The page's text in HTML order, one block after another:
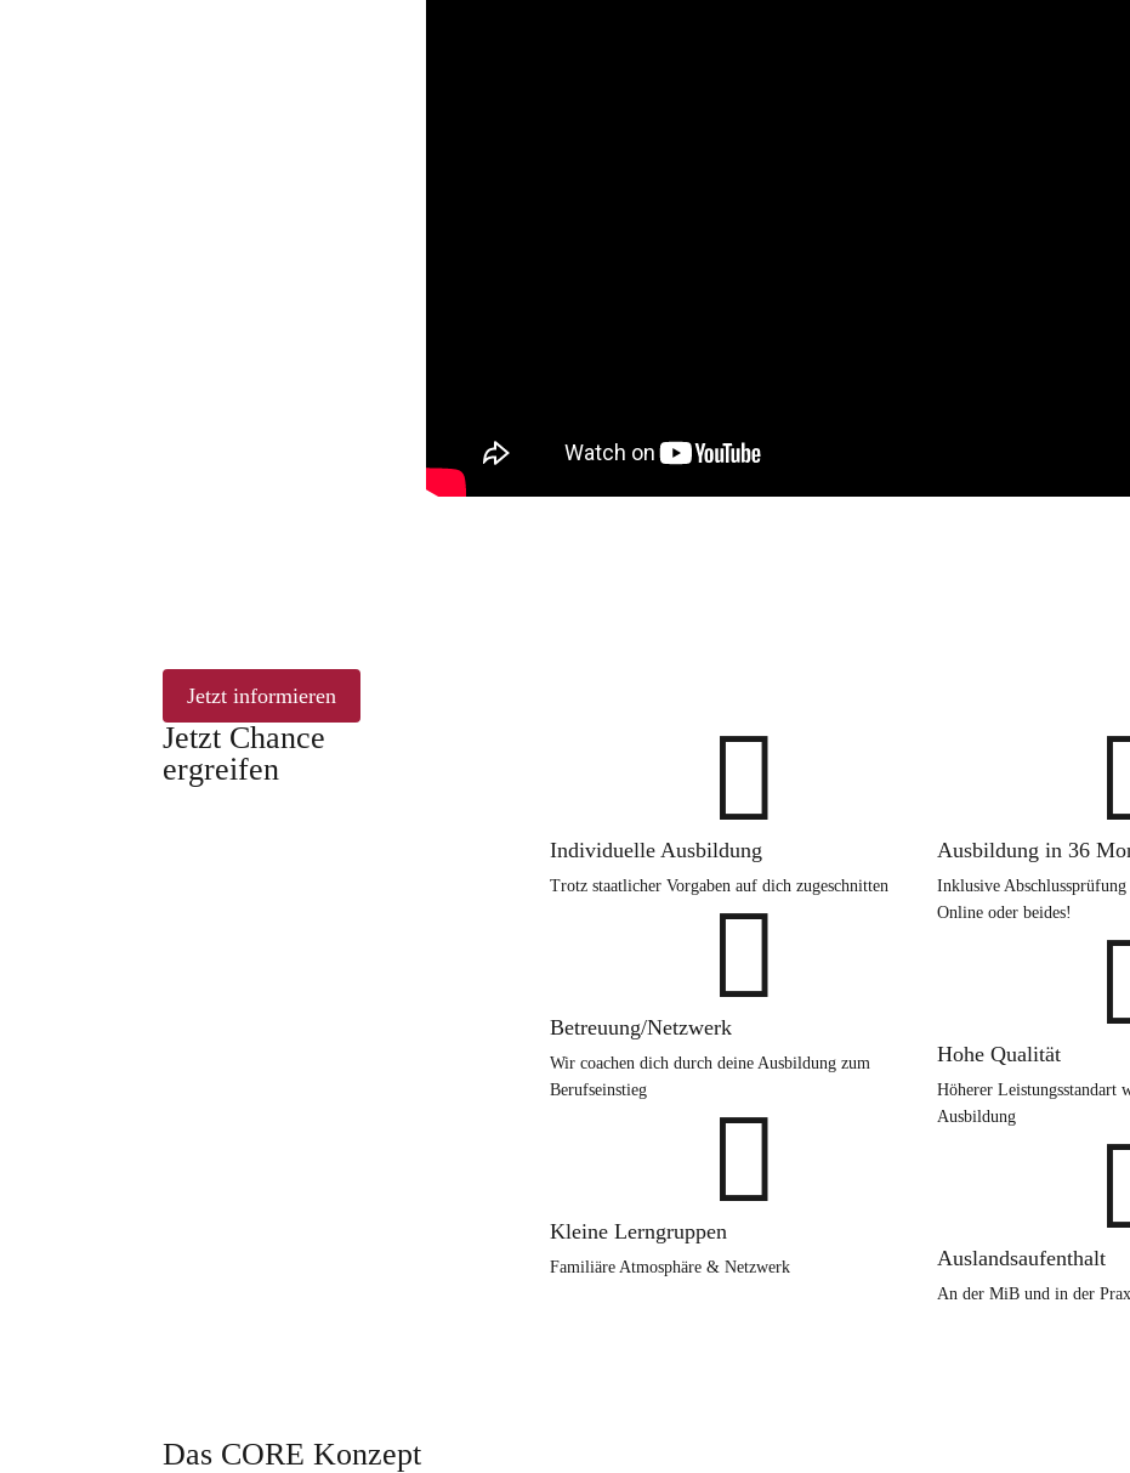
Jetzt informieren
Jetzt Chance
ergreifen

Individuelle Ausbildung
Trotz staatlicher Vorgaben auf dich zugeschnitten

Betreuung/Netzwerk
Wir coachen dich durch deine Ausbildung zum
Berufseinstieg

Kleine Lerngruppen
Familiäre Atmosphäre & Netzwerk
Ausbildung in 36
Inklusive
Online oder beides!
Hohe Qualität
Höherer Leistungsstandart
Ausbildung
Auslandsaufenthalt
An der MiB und in der
Das CORE Konzept